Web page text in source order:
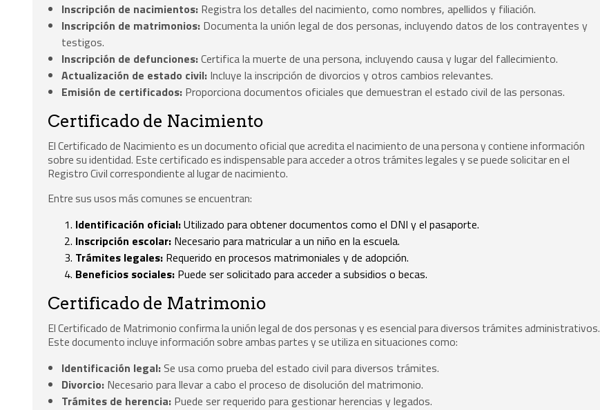
Inscripción de nacimientos: Registra los detalles del nacimiento, como nombres, apellidos y filiación.
Inscripción de matrimonios: Documenta la unión legal de dos personas, incluyendo datos de los contrayentes y
testigos.
Inscripción de defunciones:Certifica la muerte de una persona, incluyendo causa y lugar del fallecimiento.
Actualización de estado civil: Incluye la inscripción de divorcios y otros cambios relevantes.
Emisión de certificados: Proporciona documentos oficiales que demuestran el estado civil de las personas.
Certificado de Nacimiento
El Certificado de Nacimiento es un documento oficial que acredita el nacimiento de una persona y contiene información
sobre su identidad. Este certificado es indispensable para acceder a otros trámites legales y se puede solicitar en el
Registro Civil correspondiente al lugar de nacimiento.
Entre sus usos más comunes se encuentran:
Identificación oficial:Utilizado para obtener documentos como el DNI y el pasaporte.
Inscripción escolar: Necesario para matricular a un niño en la escuela.
Trámites legales: Requerido en procesos matrimoniales y de adopción.
Beneficios sociales: Puede ser solicitado para acceder a subsidios o becas.
Certificado de Matrimonio
El Certificado de Matrimonio confirma la unión legal de dos personas y es esencial para diversos trámites administrativos.
Este documento incluye información sobre ambas partes y se utiliza en situaciones como:
Identificación legal: Se usa como prueba del estado civil para diversos trámites.
Divorcio: Necesario para llevar a cabo el proceso de disolución del matrimonio.
Trámites de herencia: Puede ser requerido para gestionar herencias y legados.